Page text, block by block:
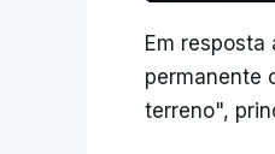
Em
permanente
terreno",